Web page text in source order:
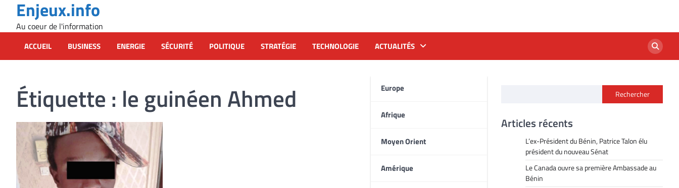
content
Enjeux.info
Au coeur de l'information
ACCUEIL BUSINESS ENERGIE SÉCURITÉ POLITIQUE STRATÉGIE TECHNOLOGIE ACTUALITÉS
Europe
Afrique
Moyen Orient
Amérique
Étiquette : le guinéen Ahmed Rechercher
Articles récents
L’ex-Président du Bénin, Patrice Talon élu
président du nouveau Sénat
Le Canada ouvre sa première Ambassade au
Bénin